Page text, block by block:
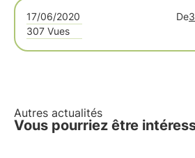
17/06/2020 De
307 Vues
Autres actualités
Vous pourriez être